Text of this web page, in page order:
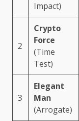
Impact)
2
Crypto
Force
(Time
Test)
3
Elegant
Man
(Arrogate)